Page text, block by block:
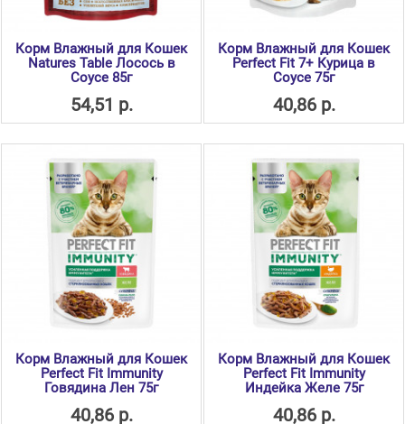
Корм Влажный для Кошек
Natures Table Лосось в
Соусе 85г
54,51 р.
Корм Влажный для Кошек
Perfect Fit 7+ Курица в
Соусе 75г
40,86 р.
Корм Влажный для Кошек
Perfect Fit Immunity
Говядина Лен 75г
40,86 р.
Корм Влажный для Кошек
Perfect Fit Immunity
Индейка Желе 75г
40,86 р.